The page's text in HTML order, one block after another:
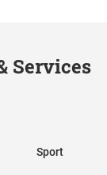
Services
Sport